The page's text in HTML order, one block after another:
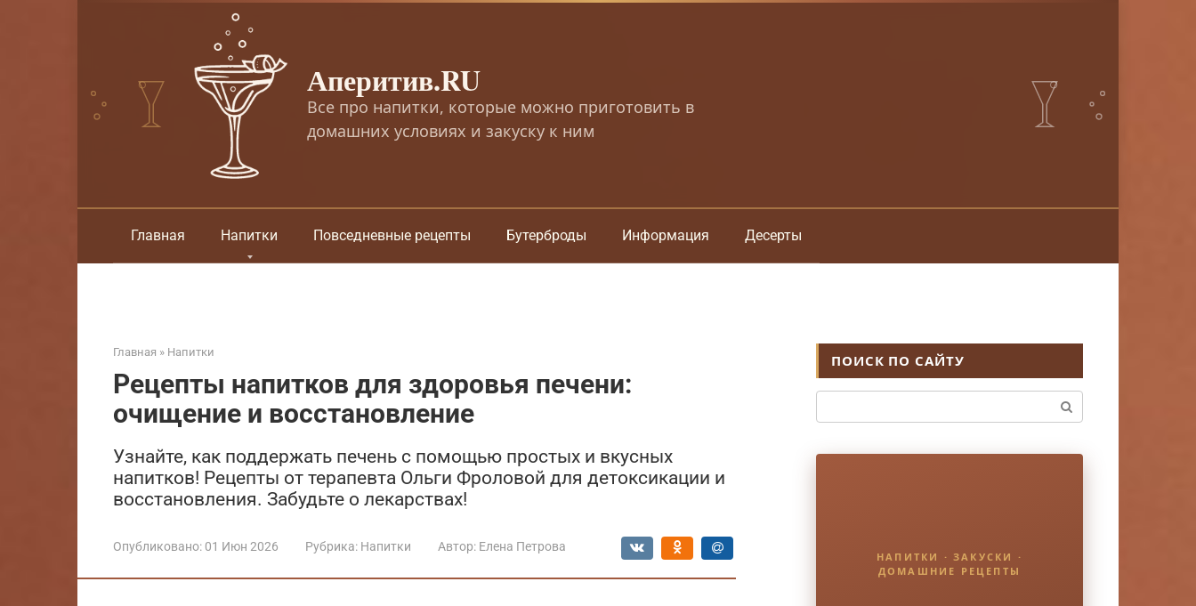
Аперитив.RU
Все про напитки, которые можно приготовить в
домашних условиях и закуску к ним
Главная Напитки Повседневные рецепты Бутерброды Информация Десерты
Главная » Напитки
Рецепты напитков для здоровья печени:
очищение и восстановление
Узнайте, как поддержать печень с помощью простых и вкусных
напитков! Рецепты от терапевта Ольги Фроловой для детоксикации и
восстановления. Забудьте о лекарствах!
Опубликовано: 01 Июн 2026 Рубрика: Напитки Автор: Елена Петрова
ПОИСК ПО САЙТУ
НАПИТКИ · ЗАКУСКИ ·
ДОМАШНИЕ РЕЦЕПТЫ